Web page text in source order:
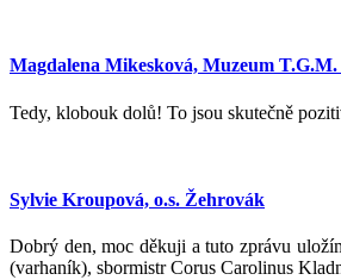
Magdalena Mikesková, Muzeum
Tedy, klobouk dolů! To jsou skutečně
Sylvie Kroupová, o.s. Žehrovák
Dobrý den, moc děkuji a tuto zprávu
(varhaník), sbormistr Corus Carolinus